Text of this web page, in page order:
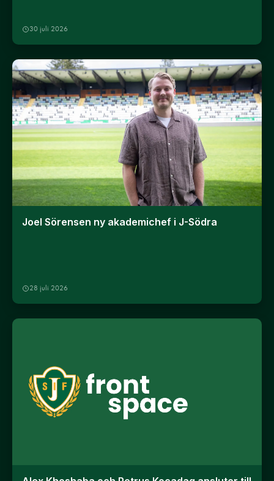
30 juli 2026
Joel Sörensen ny akademichef i J-Södra
28 juli 2026